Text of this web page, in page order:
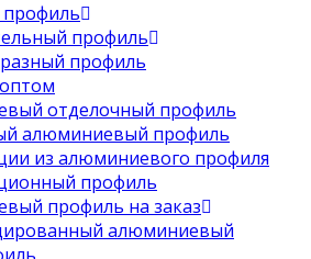
профиль
профиль
отделочный профиль
алюминиевый профиль
из алюминиевого профиля
профиль
профиль на заказ
алюминиевый